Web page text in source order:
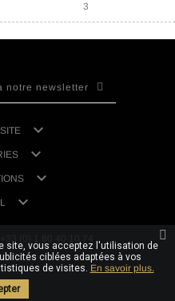
3




site, vous acceptez l'utilisation de
ciblées adaptées à vos
de visites. En savoir plus.